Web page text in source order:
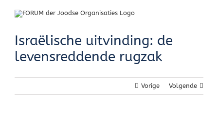
Israëlische uitvinding: de
levensreddende rugzak
Vorige Volgende